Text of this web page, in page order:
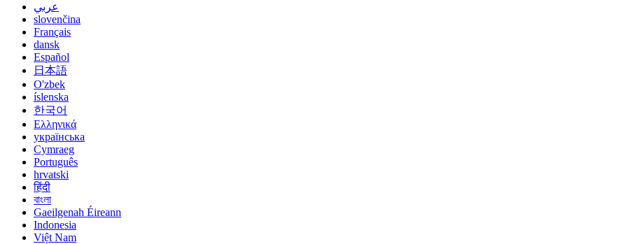
عربي
slovenčina
Français
dansk
Español
日本語
O'zbek
íslenska
한국어
Ελληνικά
українська
Cymraeg
Português
hrvatski
हिंदी
বাংলা
Gaeilgenah Éireann
Indonesia
Việt Nam